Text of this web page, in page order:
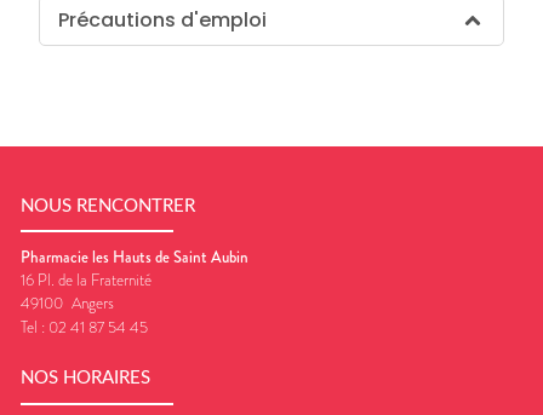
Précautions d'emploi
NOUS RENCONTRER
Pharmacie les Hauts de Saint Aubin
16 Pl. de la Fraternité
49100 Angers
Tel : 02 41 87 54 45
NOS HORAIRES